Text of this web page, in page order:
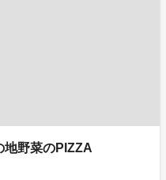
野菜のPIZZA